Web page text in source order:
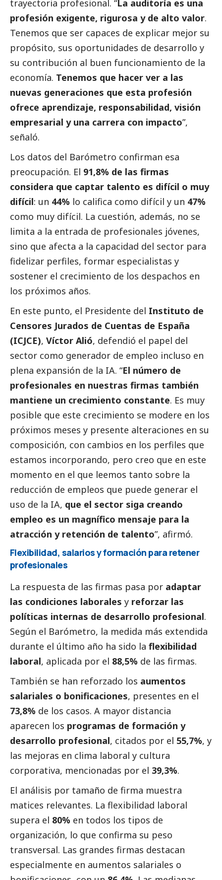
trayectoria profesional. “La auditoría es una
profesión exigente, rigurosa y de alto valor.
Tenemos que ser capaces de explicar mejor su
propósito, sus oportunidades de desarrollo y
su contribución al buen funcionamiento de la
economía. Tenemos que hacer ver a las
nuevas generaciones que esta profesión
ofrece aprendizaje, responsabilidad, visión
empresarial y una carrera con impacto”,
señaló.
Los datos del Barómetro confirman esa
preocupación. El 91,8% de las firmas
considera que captar talento es difícil o muy
difícil: un 44% lo califica como difícil y un 47%
como muy difícil. La cuestión, además, no se
limita a la entrada de profesionales jóvenes,
sino que afecta a la capacidad del sector para
fidelizar perfiles, formar especialistas y
sostener el crecimiento de los despachos en
los próximos años.
En este punto, el Presidente del Instituto de
Censores Jurados de Cuentas de España
(ICJCE), Víctor Alió, defendió el papel del
sector como generador de empleo incluso en
plena expansión de la IA. “El número de
profesionales en nuestras firmas también
mantiene un crecimiento constante. Es muy
posible que este crecimiento se modere en los
próximos meses y presente alteraciones en su
composición, con cambios en los perfiles que
estamos incorporando, pero creo que en este
momento en el que leemos tanto sobre la
reducción de empleos que puede generar el
uso de la IA, que el sector siga creando
empleo es un magnífico mensaje para la
atracción y retención de talento”, afirmó.
Flexibilidad, salarios y formación para retener
profesionales
La respuesta de las firmas pasa por adaptar
las condiciones laborales y reforzar las
políticas internas de desarrollo profesional.
Según el Barómetro, la medida más extendida
durante el último año ha sido la flexibilidad
laboral, aplicada por el 88,5% de las firmas.
También se han reforzado los aumentos
salariales o bonificaciones, presentes en el
73,8% de los casos. A mayor distancia
aparecen los programas de formación y
desarrollo profesional, citados por el 55,7%, y
las mejoras en clima laboral y cultura
corporativa, mencionadas por el 39,3%.
El análisis por tamaño de firma muestra
matices relevantes. La flexibilidad laboral
supera el 80% en todos los tipos de
organización, lo que confirma su peso
transversal. Las grandes firmas destacan
especialmente en aumentos salariales o